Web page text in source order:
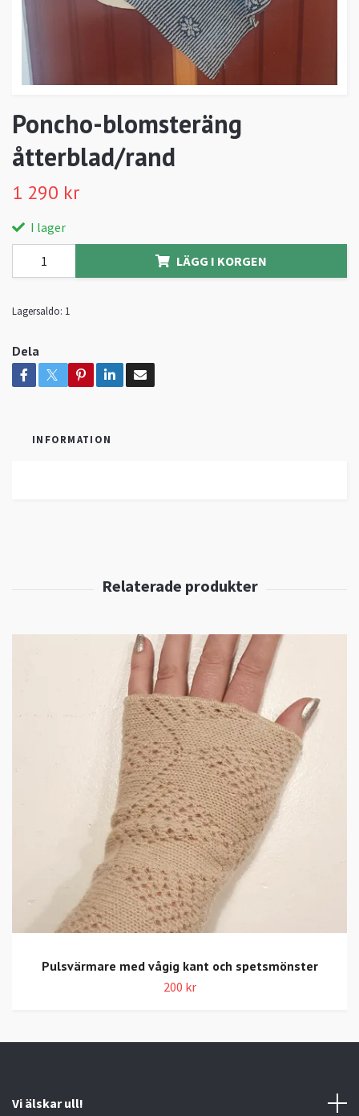
Poncho-blomsteräng
åtterblad/rand
1 290 kr
I lager
LÄGG I KORGEN
Lagersaldo: 1
Dela
INFORMATION
Pulsvärmare med vågig kant och spetsmönster
200 kr
Vi älskar ull!